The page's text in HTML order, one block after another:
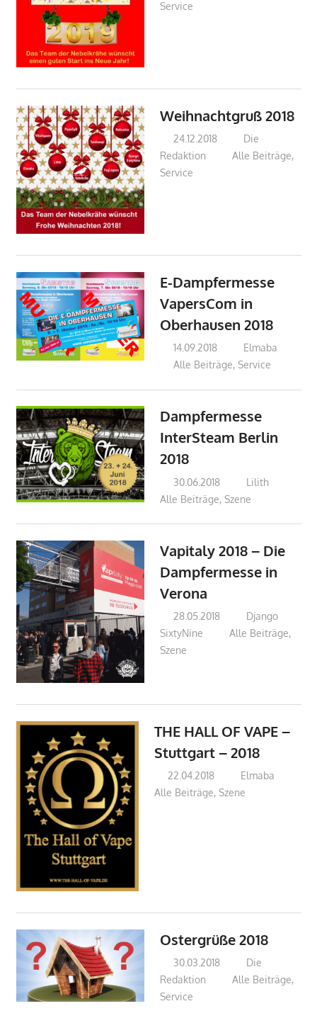
Service
Weihnachtgruß 2018
24.12.2018
Die
Redaktion
Alle Beiträge,
Service
E-Dampfermesse
VapersCom in
Oberhausen 2018
14.09.2018
Elmaba
Alle Beiträge,Service
Dampfermesse
InterSteam Berlin
2018
30.06.2018
Lilith
Alle Beiträge,Szene
Vapitaly 2018 – Die
Dampfermesse in
Verona
28.05.2018
Django
SixtyNine
Alle Beiträge,
Szene
THE HALL OF VAPE –
Stuttgart – 2018
22.04.2018
Elmaba
Alle Beiträge, Szene
Ostergrüße 2018
30.03.2018
Die
Redaktion
Alle Beiträge,
Service